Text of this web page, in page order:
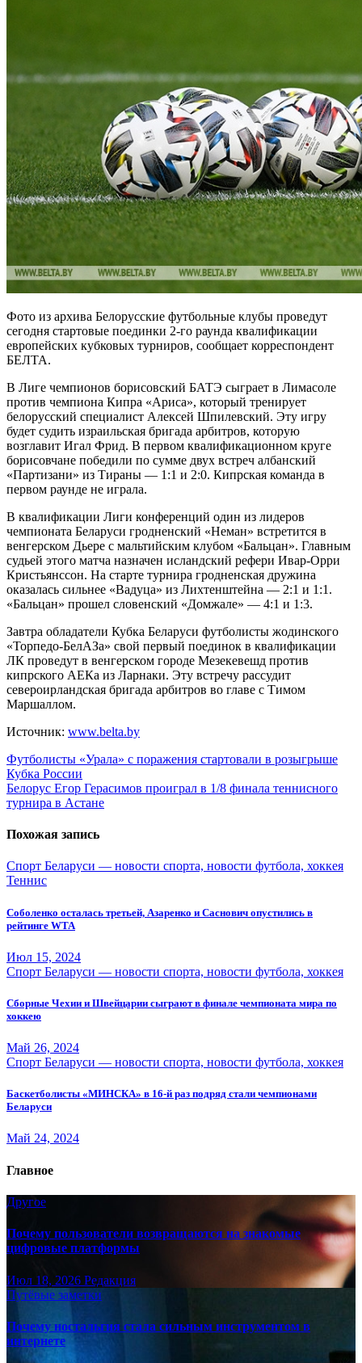
Фото из архива Белорусские футбольные клубы проведут
сегодня стартовые поединки 2-го раунда квалификации
европейских кубковых турниров, сообщает корреспондент
БЕЛТА.
В Лиге чемпионов борисовский БАТЭ сыграет в Лимасоле
против чемпиона Кипра «Ариса», который тренирует
белорусский специалист Алексей Шпилевский. Эту игру
будет судить израильская бригада арбитров, которую
возглавит Игал Фрид. В первом квалификационном круге
борисовчане победили по сумме двух встреч албанский
«Партизани» из Тираны — 1:1 и 2:0. Кипрская команда в
первом раунде не играла.
В квалификации Лиги конференций один из лидеров
чемпионата Беларуси гродненский «Неман» встретится в
венгерском Дьере с мальтийским клубом «Бальцан». Главным
судьей этого матча назначен исландский рефери Ивар-Орри
Кристьянссон. На старте турнира гродненская дружина
оказалась сильнее «Вадуца» из Лихтенштейна — 2:1 и 1:1.
«Бальцан» прошел словенский «Домжале» — 4:1 и 1:3.
Завтра обладатели Кубка Беларуси футболисты жодинского
«Торпедо-БелАЗа» свой первый поединок в квалификации
ЛК проведут в венгерском городе Мезекевешд против
кипрского АЕКа из Ларнаки. Эту встречу рассудит
североирландская бригада арбитров во главе с Тимом
Маршаллом.
Источник: www.belta.by
Навигация
по
записям
Футболисты «Урала» с поражения стартовали в розыгрыше
Кубка России
Белорус Егор Герасимов проиграл в 1/8 финала теннисного
турнира в Астане
Похожая запись
Спорт Беларуси — новости спорта, новости футбола, хоккея
Теннис
Соболенко осталась третьей, Азаренко и Саснович опустились в
рейтинге WTA
Июл 15, 2024
Спорт Беларуси — новости спорта, новости футбола, хоккея
Сборные Чехии и Швейцарии сыграют в финале чемпионата мира по
хоккею
Май 26, 2024
Спорт Беларуси — новости спорта, новости футбола, хоккея
Баскетболисты «МИНСКА» в 16-й раз подряд стали чемпионами
Беларуси
Май 24, 2024
Главное
Другое
Почему пользователи возвращаются на знакомые
цифровые платформы
Июл 18, 2026 Редакция
Путёвые заметки
Почему ностальгия стала сильным инструментом в
интернете